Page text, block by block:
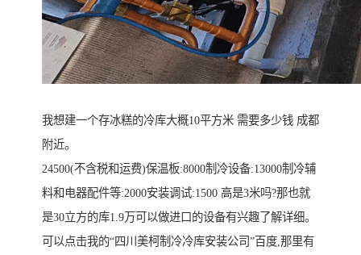
我想建一个存冰糕的冷库大概10平方米 需要多少钱 成都
附近。
24500(不含税和运费)保温板:8000制冷设备:13000制冷辅
料和电器配件等:2000安装调试:1500 高是3米吗?那也就
是30立方的库1.9万可以做进口的设备有兴趣了解详细。
可以点击我的“四川美柯制冷冷库安装公司”百度,那里有